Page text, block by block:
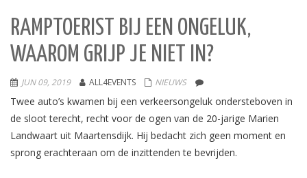
RAMPTOERIST BIJ EEN ONGELUK,
WAAROM GRIJP JE NIET IN?
JUN 09, 2019 ALL4EVENTS NIEUWS
Twee auto’s kwamen bij een verkeersongeluk ondersteboven in
de sloot terecht, recht voor de ogen van de 20-jarige Marien
Landwaart uit Maartensdijk. Hij bedacht zich geen moment en
sprong erachteraan om de inzittenden te bevrijden.